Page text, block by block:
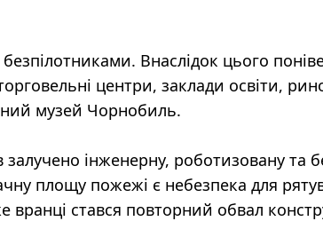
Внаслідок цього
центри, заклади освіти,
музей Чорнобиль.
залучено інженерну, роботизовану та
площу пожежі є небезпека для
стався повторний обвал